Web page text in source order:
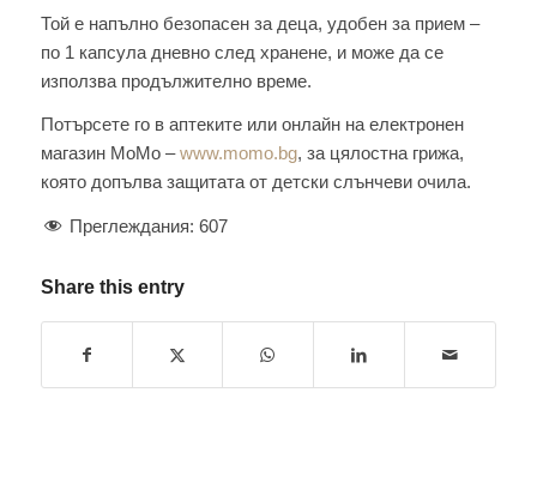
Той е напълно безопасен за деца, удобен за прием –
по 1 капсула дневно след хранене, и може да се
използва продължително време.
Потърсете го в аптеките или онлайн на електронен
магазин MoMo –www.momo.bg, за цялостна грижа,
която допълва защитата от детски слънчеви очила.
Преглеждания: 607
Share this entry